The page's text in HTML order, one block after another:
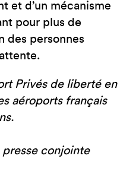
et d’un mécanisme
pour plus de
des personnes
Privés de liberté en
aéroports français
conjointe